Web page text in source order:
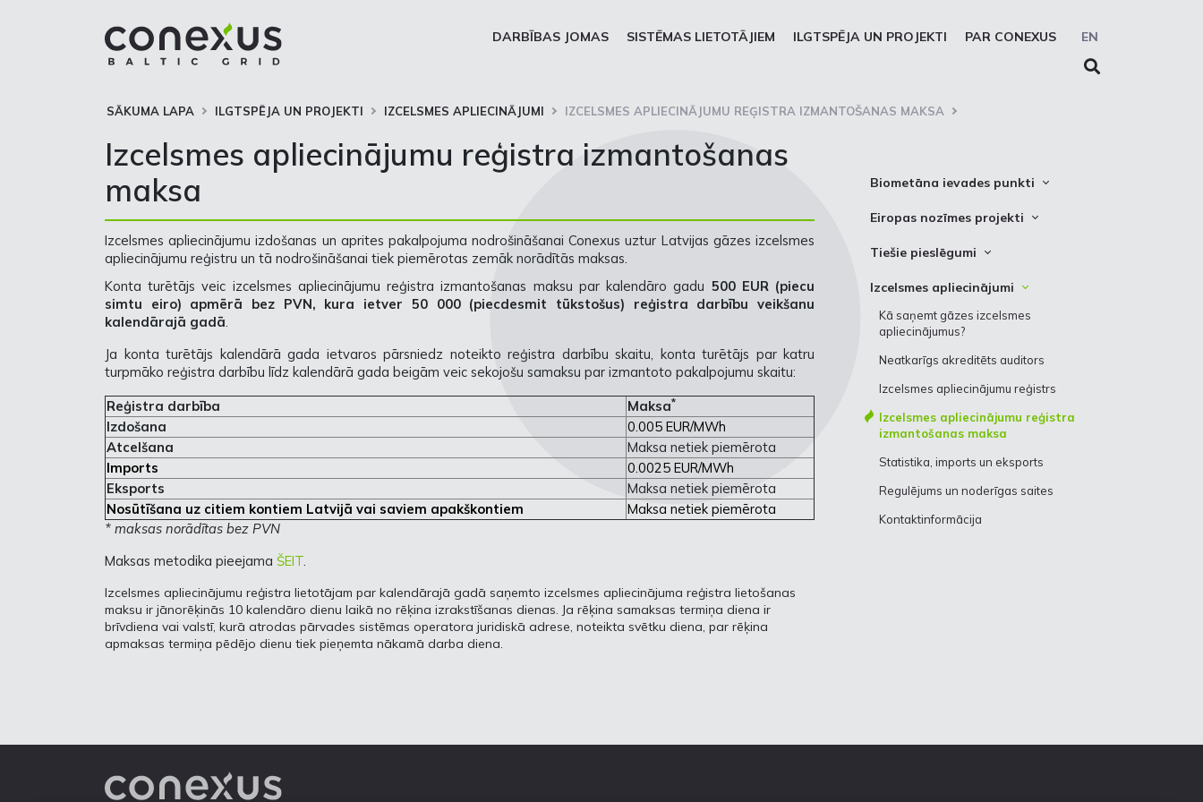
EN
DARBĪBAS JOMAS SISTĒMAS LIETOTĀJIEM ILGTSPĒJA UN PROJEKTI PAR CONEXUS
SĀKUMA LAPA ILGTSPĒJA UN PROJEKTI IZCELSMES APLIECINĀJUMI IZCELSMES APLIECINĀJUMU REĢISTRA IZMANTOŠANAS MAKSA
Izcelsmes apliecinājumu reģistra izmantošanas
maksa
Izcelsmes apliecinājumu izdošanas un aprites pakalpojuma nodrošināšanai Conexus uztur Latvijas gāzes izcelsmes
apliecinājumu reģistru un tā nodrošināšanai tiek piemērotas zemāk norādītās maksas.
Konta turētājs veic izcelsmes apliecinājumu reģistra izmantošanas maksu par kalendāro gadu 500 EUR (piecu
simtu eiro) apmērā bez PVN, kura ietver 50 000 (piecdesmit tūkstošus) reģistra darbību veikšanu
kalendārajā gadā.
Ja konta turētājs kalendārā gada ietvaros pārsniedz noteikto reģistra darbību skaitu, konta turētājs par katru
turpmāko reģistra darbību līdz kalendārā gada beigām veic sekojošu samaksu par izmantoto pakalpojumu skaitu:
Reģistra darbība
Maksa*
Izdošana
0.005 EUR/MWh
Atcelšana
Maksa netiek piemērota
Imports
0.0025 EUR/MWh
Eksports
Maksa netiek piemērota
Nosūtīšana uz citiem kontiem Latvijā vai saviem apakškontiem
Maksa netiek piemērota
* maksas norādītas bez PVN
Maksas metodika pieejama ŠEIT.
Izcelsmes apliecinājumu reģistra lietotājam par kalendārajā gadā saņemto izcelsmes apliecinājuma reģistra lietošanas
maksu ir jānorēķinās 10 kalendāro dienu laikā no rēķina izrakstīšanas dienas. Ja rēķina samaksas termiņa diena ir
brīvdiena vai valstī, kurā atrodas pārvades sistēmas operatora juridiskā adrese, noteikta svētku diena, par rēķina
apmaksas termiņa pēdējo dienu tiek pieņemta nākamā darba diena.
Biometāna ievades punkti
Biometāna ievades punkta lietošanas
kārtība
Eiropas nozīmes projekti
Latvijas un Lietuvas starpsavienojuma
uzlabošana
Inčukalna PGK darbības uzlabošana
Ziemeļu Baltijas ūdeņraža koridors
palielināšana
Tiešie pieslēgumi
Tiešie pieslēgumi
Izcelsmes apliecinājumi
Kā saņemt gāzes izcelsmes
apliecinājumus?
Neatkarīgs akreditēts auditors
Izcelsmes apliecinājumu reģistrs
Izcelsmes apliecinājumu reģistra
izmantošanas maksa
Statistika, imports un eksports
Regulējums un noderīgas saites
Kontaktinformācija